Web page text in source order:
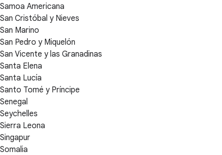
Samoa Americana
San Cristóbal y Nieves
San Marino
San Pedro y Miquelón
San Vicente y las Granadinas
Santa Elena
Santa Lucía
Santo Tomé y Príncipe
Senegal
Seychelles
Sierra Leona
Singapur
Somalia